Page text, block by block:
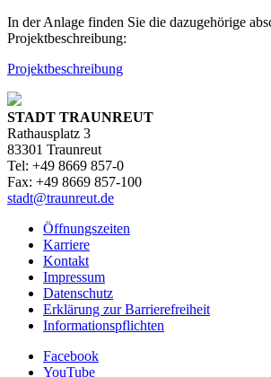
In der Anlage finden Sie die dazugehörige
Projektbeschreibung:
Projektbeschreibung
STADT TRAUNREUT
Rathausplatz 3
83301 Traunreut
Tel: +49 8669 857-0
Fax: +49 8669 857-100
stadt@traunreut.de
Öffnungszeiten
Karriere
Kontakt
Impressum
Datenschutz
Erklärung zur Barrierefreiheit
Informationspflichten
Facebook
YouTube